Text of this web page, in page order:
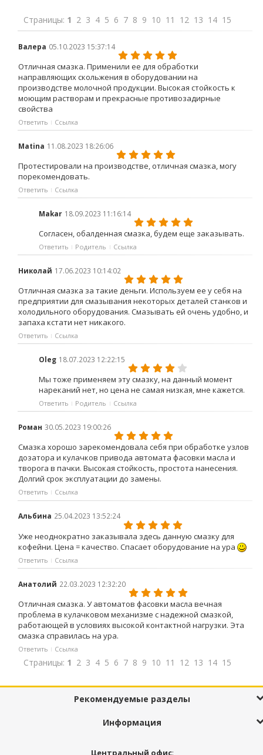
Страницы: 1 2 3 4 5 6 7 8 9 10 11 12 13 14 15
Валера 05.10.2023 15:37:14
Отличная смазка. Применили ее для обработки
направляющих скольжения в оборудовании на
производстве молочной продукции. Высокая стойкость к
моющим растворам и прекрасные противозадирные
свойства
Ответить Ссылка
Matina 11.08.2023 18:26:06
Протестировали на производстве, отличная смазка, могу
порекомендовать.
Ответить Ссылка
Makar 18.09.2023 11:16:14
Согласен, обалденная смазка, будем еще заказывать.
Ответить Родитель Ссылка
Николай 17.06.2023 10:14:02
Отличная смазка за такие деньги. Используем ее у себя на
предприятии для смазывания некоторых деталей станков и
холодильного оборудования. Смазывать ей очень удобно, и
запаха кстати нет никакого.
Ответить Ссылка
Oleg 18.07.2023 12:22:15
Мы тоже применяем эту смазку, на данный момент
нареканий нет, но цена не самая низкая, мне кажется.
Ответить Родитель Ссылка
Роман 30.05.2023 19:00:26
Смазка хорошо зарекомендовала себя при обработке узлов
дозатора и кулачков привода автомата фасовки масла и
творога в пачки. Высокая стойкость, простота нанесения.
Долгий срок эксплуатации до замены.
Ответить Ссылка
Альбина 25.04.2023 13:52:24
Уже неоднократно заказывала здесь данную смазку для
кофейни. Цена = качество. Спасает оборудование на ура
Ответить Ссылка
Анатолий 22.03.2023 12:32:20
Отличная смазка. У автоматов фасовки масла вечная
проблема в кулачковом механизме с надежной смазкой,
работающей в условиях высокой контактной нагрузки. Эта
смазка справилась на ура.
Ответить Ссылка
Страницы: 1 2 3 4 5 6 7 8 9 10 11 12 13 14 15
Рекомендуемые разделы
Информация
Центральный офис: